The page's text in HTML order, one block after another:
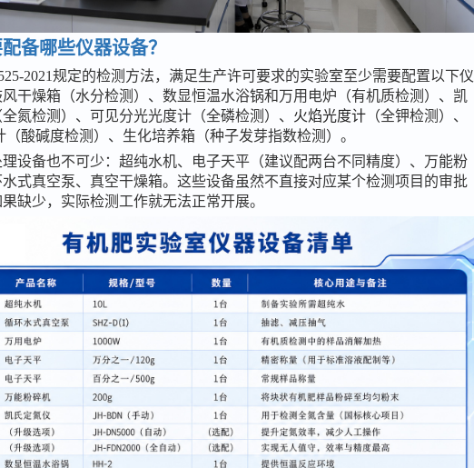
备哪些仪器设备？
2021规定的检测方法，满足生产许可要求的实验室至少需要配置以下仪
干燥箱（水分检测）、数显恒温水浴锅和万用电炉（有机质检测）、凯
氮检测）、可见分光光度计（全磷检测）、 火焰光度计 （全钾检测）、
（酸碱度检测）、生化培养箱（种子发芽指数检测）。
设备也不可少：超纯水机、电子天平（建议配两台不同精度）、万能粉
式真空泵、真空干燥箱。这些设备虽然不直接对应某个检测项目的审批
缺少，实际检测工作就无法正常开展。